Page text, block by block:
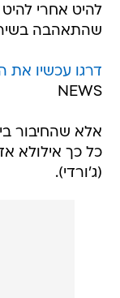
להיט אחרי
שהתאהבה
דרגו עכשיו את
NEWS
אלא שהחיבור
כל כך אילולא
(ג'ורדי).